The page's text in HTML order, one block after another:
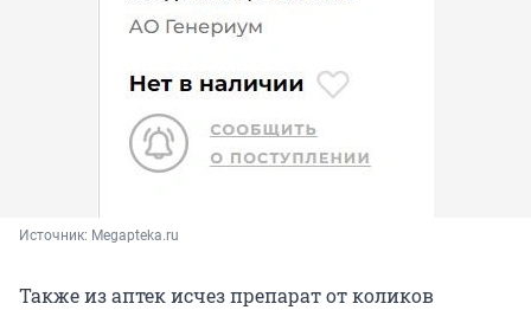
Источник: Megapteka.ru
Также из аптек исчез препарат от коликов